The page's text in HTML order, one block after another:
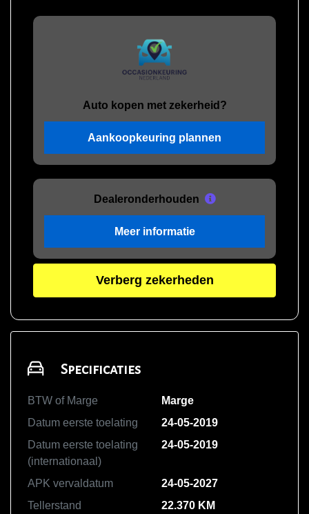
Auto kopen met zekerheid?
Aankoopkeuring plannen
Dealeronderhouden
Meer informatie
Verberg zekerheden
Specificaties
BTW of Marge
Marge
Datum eerste toelating
24-05-2019
Datum eerste toelating
(internationaal)
24-05-2019
APK vervaldatum
24-05-2027
Tellerstand
22.370 KM